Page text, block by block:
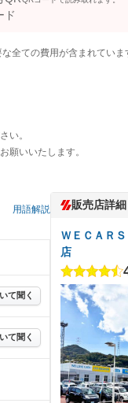
全ての費用が含まれていま
い。
願いいたします。
用語解説
て聞く
て聞く
販売店詳細
ＷＥＣＡＲ
店